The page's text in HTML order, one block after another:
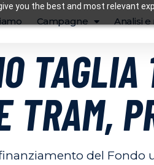
you the best and most relevant
Campagne Analisi
TRAM,
del Fondo